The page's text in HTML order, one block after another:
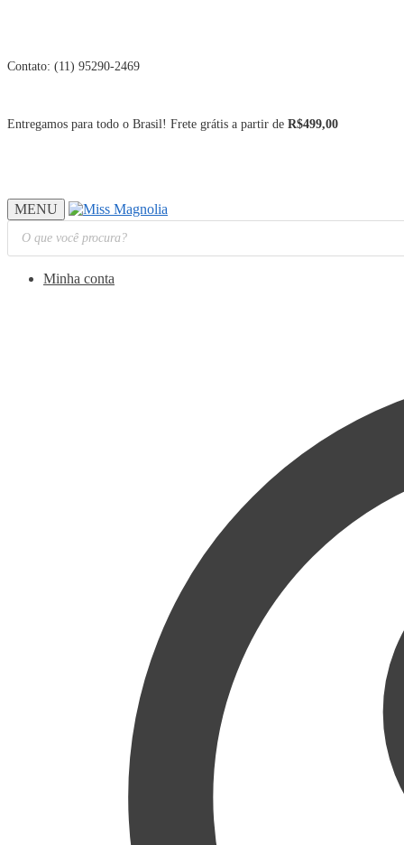
Contato: (11) 95290-2469
Entregamos para todo o Brasil! Frete grátis a partir de R$499,00
MENU
Pesquisar
produtos
Minha conta